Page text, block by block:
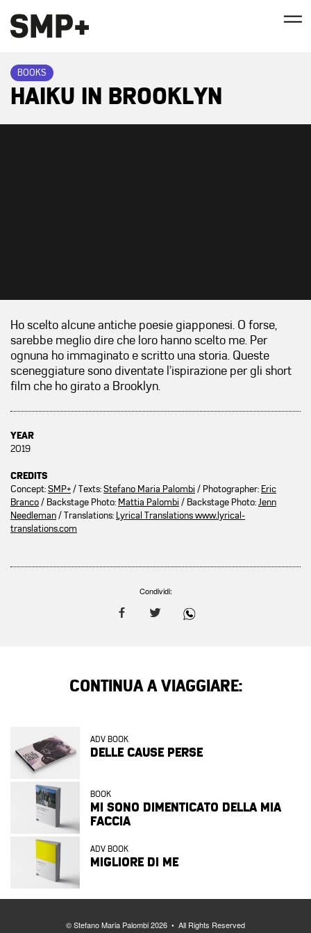
BOOKS
HAIKU IN BROOKLYN
Ho scelto alcune antiche poesie giapponesi. O forse,
sarebbe meglio dire che loro hanno scelto me. Per
ognuna ho immaginato e scritto una storia. Queste
sceneggiature sono diventate l’ispirazione per gli short
film che ho girato a Brooklyn.
YEAR
2019
CREDITS
Concept:SMP+/ Texts:Stefano Maria Palombi / Photographer: Eric
Branco/ Backstage Photo: Mattia Palombi / Backstage Photo:Jenn
Needleman/ Translations: Lyrical Translations www.lyrical-
translations.com
Condividi:
CONTINUA A VIAGGIARE:
ADV BOOK
DELLE CAUSE PERSE
BOOK
MI SONO DIMENTICATO DELLA MIA
FACCIA
ADV BOOK
MIGLIORE DI ME
© Stefano Maria Palombi 2026 • All Rights Reserved